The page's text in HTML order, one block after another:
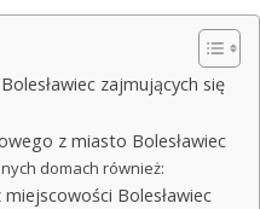
zajmujących się
z miasto Bolesławiec
domach również:
Bolesławiec